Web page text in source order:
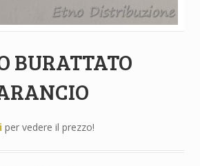
BURATTATO
per vedere il prezzo!